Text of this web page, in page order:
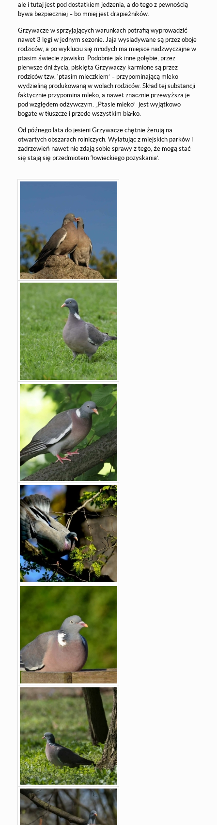
ale i tutaj jest pod dostatkiem jedzenia, a do tego z pewnością
bywa bezpieczniej – bo mniej jest drapieżników.
Grzywacze w sprzyjających warunkach potrafią wyprowadzić
nawet 3 lęgi w jednym sezonie. Jaja wysiadywane są przez oboje
rodziców, a po wykluciu się młodych ma miejsce nadzwyczajne w
ptasim świecie zjawisko. Podobnie jak inne gołębie, przez
pierwsze dni życia, pisklęta Grzywaczy karmione są przez
rodziców tzw. ‘ptasim mleczkiem’ – przypominającą mleko
wydzieliną produkowaną w wolach rodziców. Skład tej substancji
faktycznie przypomina mleko, a nawet znacznie przewyższa je
pod względem odżywczym. „Ptasie mleko” jest wyjątkowo
bogate w tłuszcze i przede wszystkim białko.
Od późnego lata do jesieni Grzywacze chętnie żerują na
otwartych obszarach rolniczych. Wylatując z miejskich parków i
zadrzewień nawet nie zdają sobie sprawy z tego, że mogą stać
się stają się przedmiotem ‘łowieckiego pozyskania’.